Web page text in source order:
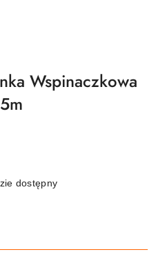
Wspinaczkowa
dostępny